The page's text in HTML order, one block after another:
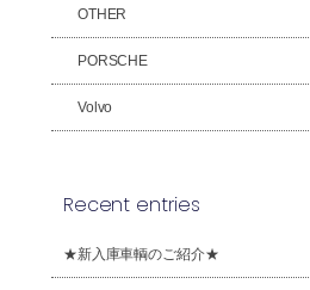
OTHER
PORSCHE
Volvo
Recent entries
★新入庫車輌のご紹介★